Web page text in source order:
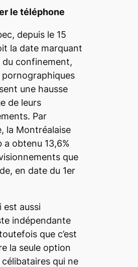
le téléphone
depuis le 15
la date marquant
du confinement,
pornographiques
une hausse
de leurs
Par
la Montréalaise
a obtenu 13,6%
que
en date du 1er
est aussi
indépendante
que c’est
la seule option
qui ne